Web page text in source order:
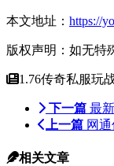
本文地址： https://
版权声明：如无特
1.76传奇私服玩
下一篇 最
上一篇 网
相关文章